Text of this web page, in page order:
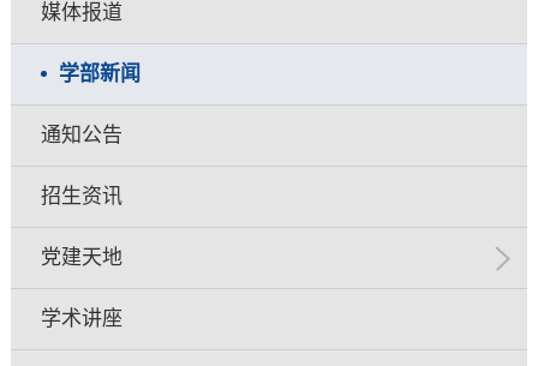
媒体报道
学部新闻
通知公告
招生资讯
党建天地
学术讲座